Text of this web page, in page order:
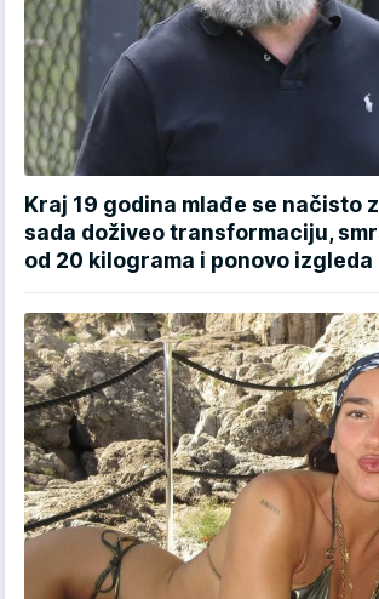
Kraj 19 godina mlađe se načisto
sada doživeo transformaciju,
od 20 kilograma i ponovo izgleda